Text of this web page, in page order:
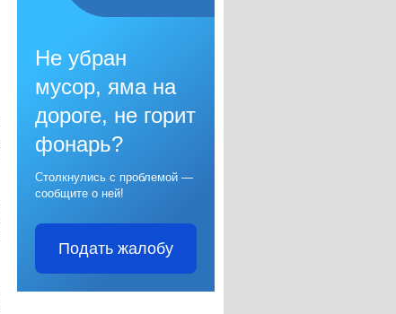
Не убран
мусор, яма на
дороге, не горит
фонарь?
Столкнулись с проблемой —
сообщите о ней!
Подать жалобу